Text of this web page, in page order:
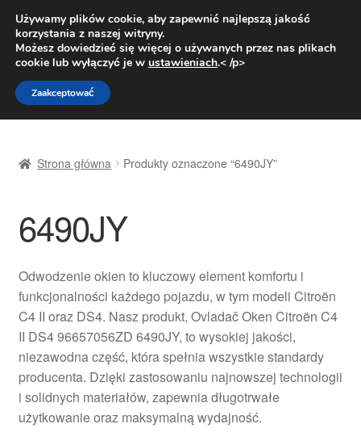
DOSTAWA od 31 zł
Pn.-pt. 9:00-16:00800 003 167
Przejdź
do
nawigacji
Przejdź
do
treści
Dostawa
Dostawa na cały świat
Moje konto
O nas
Płatności
Strona główna Produkty oznaczone “6490JY”
6490JY
Odwodzenie okien to kluczowy element komfortu i
funkcjonalności każdego pojazdu, w tym modeli Citroën
C4 II oraz DS4. Nasz produkt, Ovladač Oken Citroën C4
II DS4 96657056ZD 6490JY, to wysokiej jakości,
niezawodna część, która spełnia wszystkie standardy
producenta. Dzięki zastosowaniu najnowszej technologii
i solidnych materiałów, zapewnia długotrwałe
użytkowanie oraz maksymalną wydajność.
Używamy plików cookie, aby zapewnić najlepszą jakość
korzystania z naszej witryny.
Możesz dowiedzieć się więcej o używanych przez nas plikach
cookie lub wyłączyć je w ustawieniach.< /p>
Zaakceptować